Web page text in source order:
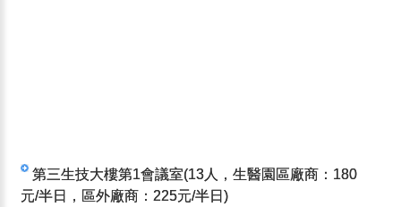
第三生技大樓第1會議室(13人，生醫園區廠商：180
元/半日，區外廠商：225元/半日)